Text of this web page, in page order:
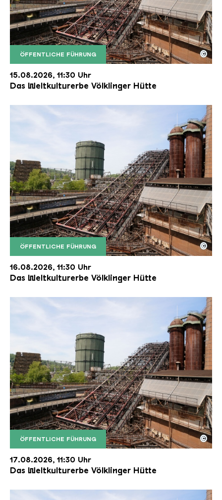
ÖFFENTLICHE FÜHRUNG
Der Erzschrägaufzug der Völklinger Hütte mit
Copyright: Weltkulturerbe Völklinger Hütte | Karl
©
15.08.2026, 11:30 Uhr
Das Weltkulturerbe Völklinger Hütte
ÖFFENTLICHE FÜHRUNG
Der Erzschrägaufzug der Völklinger Hütte mit
Copyright: Weltkulturerbe Völklinger Hütte | Karl
©
16.08.2026, 11:30 Uhr
Das Weltkulturerbe Völklinger Hütte
ÖFFENTLICHE FÜHRUNG
Der Erzschrägaufzug der Völklinger Hütte mit
Copyright: Weltkulturerbe Völklinger Hütte | Karl
©
17.08.2026, 11:30 Uhr
Das Weltkulturerbe Völklinger Hütte